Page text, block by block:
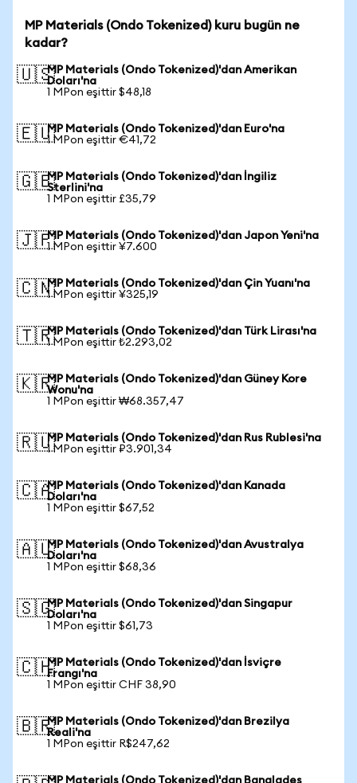
MP Materials (Ondo Tokenized) kuru bugün ne
kadar?
🇺🇸MP Materials (Ondo Tokenized)'dan Amerikan
Doları'na
1 MPon eşittir $48,18
🇪🇺MP Materials (Ondo Tokenized)'dan Euro'na
1 MPon eşittir €41,72
🇬🇧MP Materials (Ondo Tokenized)'dan İngiliz
Sterlini'na
1 MPon eşittir £35,79
🇯🇵MP Materials (Ondo Tokenized)'dan Japon Yeni'na
1 MPon eşittir ¥7.600
🇨🇳MP Materials (Ondo Tokenized)'dan Çin Yuanı'na
1 MPon eşittir ¥325,19
🇹🇷MP Materials (Ondo Tokenized)'dan Türk Lirası'na
1 MPon eşittir ₺2.293,02
🇰🇷MP Materials (Ondo Tokenized)'dan Güney Kore
Wonu'na
1 MPon eşittir ₩68.357,47
🇷🇺MP Materials (Ondo Tokenized)'dan Rus Rublesi'na
1 MPon eşittir ₽3.901,34
🇨🇦MP Materials (Ondo Tokenized)'dan Kanada
Doları'na
1 MPon eşittir $67,52
🇦🇺MP Materials (Ondo Tokenized)'dan Avustralya
Doları'na
1 MPon eşittir $68,36
🇸🇬MP Materials (Ondo Tokenized)'dan Singapur
Doları'na
1 MPon eşittir $61,73
🇨🇭MP Materials (Ondo Tokenized)'dan İsviçre
Frangı'na
1 MPon eşittir CHF 38,90
🇧🇷MP Materials (Ondo Tokenized)'dan Brezilya
Reali'na
1 MPon eşittir R$247,62
MP Materials (Ondo Tokenized)'dan Bangladeş